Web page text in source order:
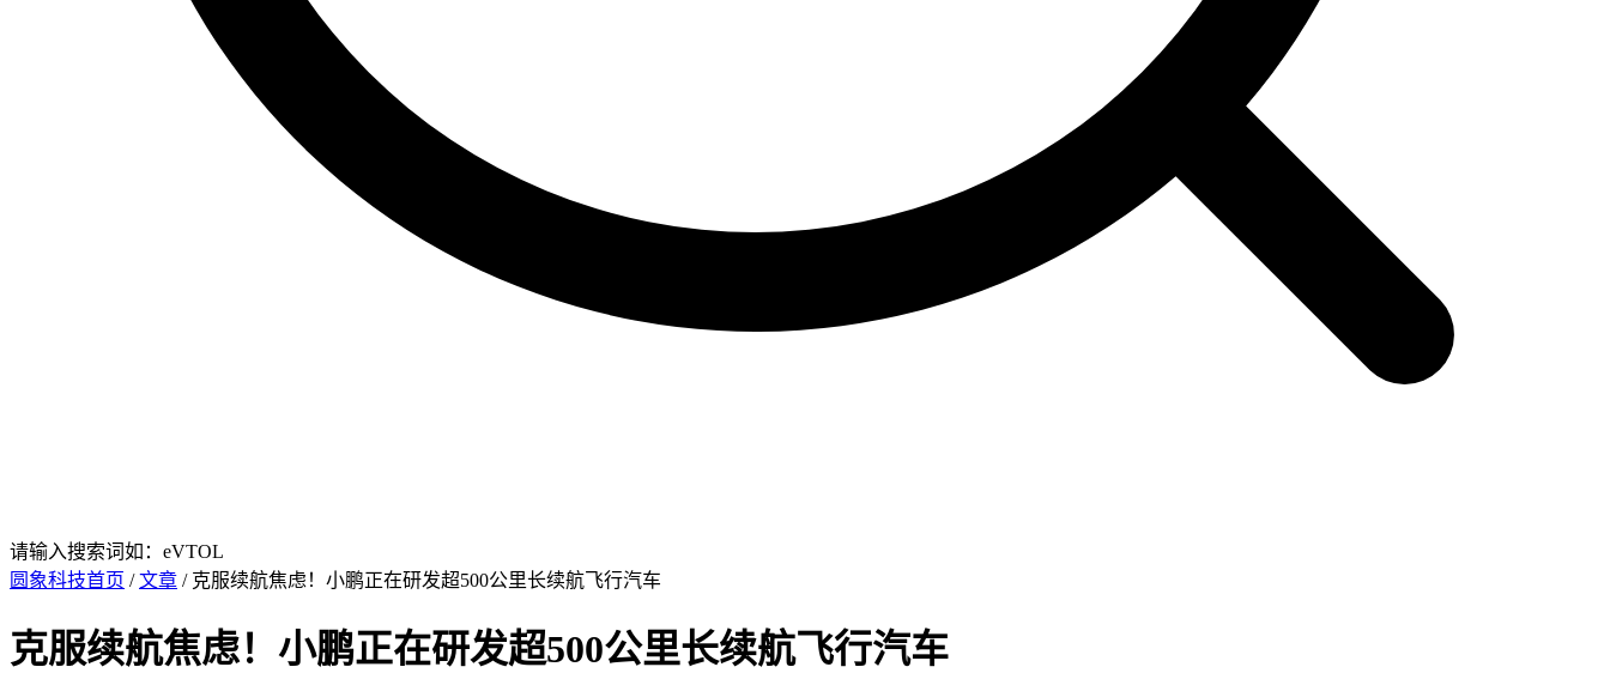
请输入搜索词如：eVTOL
圆象科技首页 /文章 / 克服续航焦虑！小鹏正在研发超500公里长续航飞行汽车
克服续航焦虑！小鹏正在研发超500公里长续航飞行汽车